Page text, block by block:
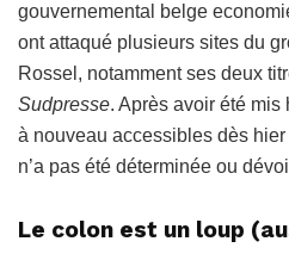
gouvernemental belge
ont attaqué plusieurs sites du
Rossel, notamment ses deux
Sudpresse. Après avoir été
à nouveau accessibles dès hier
n’a pas été déterminée ou
Le colon est un loup